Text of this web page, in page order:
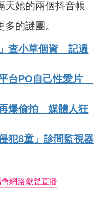
天她的兩個抖音帳
的謎團。
」查小草個資 記過
台PO自己性愛片
爆偷拍 媒體人狂
犯8童」診間監視器
網路獻聲直播